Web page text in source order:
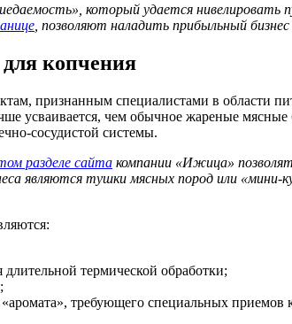
который удается нивелировать
, позволяют наладить прибыльный
копчения
признанным специалистами в области
усваивается, чем обычное жареные
сосудистой системы.
разделе сайта компании «Ижица»
являются тушки мясных пород или
термической обработки;
«аромата», требующего специальных приемов